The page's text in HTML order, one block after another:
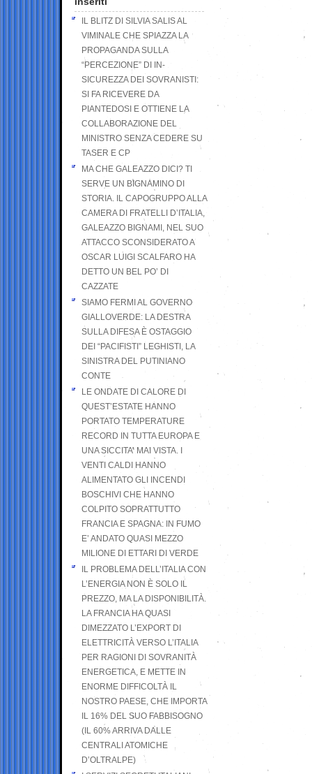
IL BLITZ DI SILVIA SALIS AL
VIMINALE CHE SPIAZZA LA
PROPAGANDA SULLA
“PERCEZIONE” DI IN-
SICUREZZA DEI SOVRANISTI:
SI FA RICEVERE DA
PIANTEDOSI E OTTIENE LA
COLLABORAZIONE DEL
MINISTRO SENZA CEDERE SU
TASER E CP
MA CHE GALEAZZO DICI? TI
SERVE UN BIGNAMINO DI
STORIA. IL CAPOGRUPPO ALLA
CAMERA DI FRATELLI D’ITALIA,
GALEAZZO BIGNAMI, NEL SUO
ATTACCO SCONSIDERATO A
OSCAR LUIGI SCALFARO HA
DETTO UN BEL PO’ DI
CAZZATE
SIAMO FERMI AL GOVERNO
GIALLOVERDE: LA DESTRA
SULLA DIFESA È OSTAGGIO
DEI “PACIFISTI” LEGHISTI, LA
SINISTRA DEL PUTINIANO
CONTE
LE ONDATE DI CALORE DI
QUEST’ESTATE HANNO
PORTATO TEMPERATURE
RECORD IN TUTTA EUROPA E
UNA SICCITA’ MAI VISTA. I
VENTI CALDI HANNO
ALIMENTATO GLI INCENDI
BOSCHIVI CHE HANNO
COLPITO SOPRATTUTTO
FRANCIA E SPAGNA: IN FUMO
E’ ANDATO QUASI MEZZO
MILIONE DI ETTARI DI VERDE
IL PROBLEMA DELL’ITALIA CON
L’ENERGIA NON È SOLO IL
PREZZO, MA LA DISPONIBILITÀ.
LA FRANCIA HA QUASI
DIMEZZATO L’EXPORT DI
ELETTRICITÀ VERSO L’ITALIA
PER RAGIONI DI SOVRANITÀ
ENERGETICA, E METTE IN
ENORME DIFFICOLTÀ IL
NOSTRO PAESE, CHE IMPORTA
IL 16% DEL SUO FABBISOGNO
(IL 60% ARRIVA DALLE
CENTRALI ATOMICHE
D’OLTRALPE)